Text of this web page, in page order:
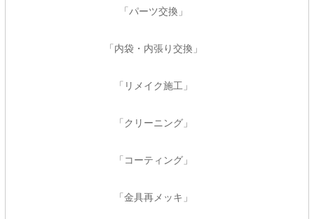
「パーツ交換」
「内袋・内張り交換」
「リメイク施工」
「クリーニング」
「コーティング」
「金具再メッキ」